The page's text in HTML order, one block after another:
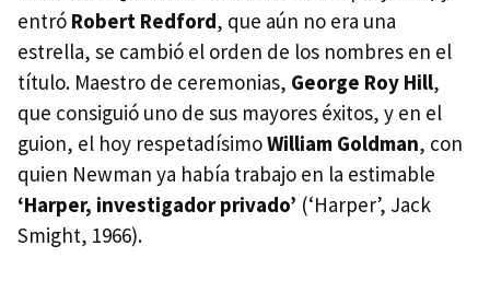
entró Robert Redford, que aún no era una
estrella, se cambió el orden de los nombres en el
título. Maestro de ceremonias, George Roy Hill,
que consiguió uno de sus mayores éxitos, y en el
guion, el hoy respetadísimoWilliam Goldman, con
quien Newman ya había trabajo en la estimable
‘Harper, investigador privado’ (‘Harper’, Jack
Smight, 1966).